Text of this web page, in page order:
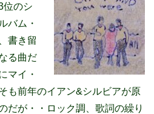
位のシ
バム・
書き留
る曲だ
マイ・
も前年のイアン&シルビアが原
だが・・ロック調、歌詞の繰り